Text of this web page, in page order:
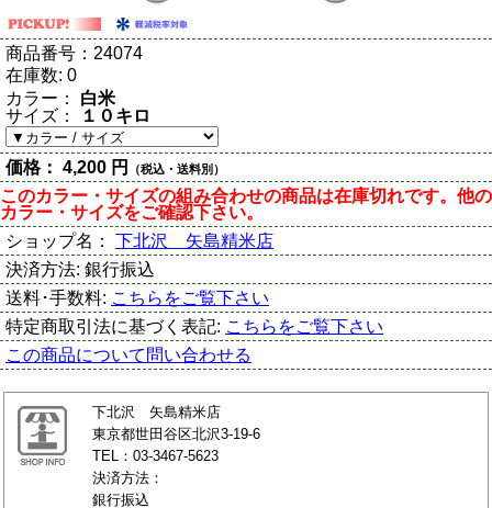
商品番号： 24074
在庫数: 0
カラー：
白米
サイズ：
１０キロ
価格： 4,200 円 （税込・送料別）
このカラー・サイズの組み合わせの商品は在庫切れです。他の
カラー・サイズをご確認下さい。
ショップ名： 下北沢 矢島精米店
決済方法: 銀行振込
送料･手数料: こちらをご覧下さい
特定商取引法に基づく表記: こちらをご覧下さい
この商品について問い合わせる
下北沢 矢島精米店
東京都世田谷区北沢3-19-6
TEL：03-3467-5623
決済方法：
銀行振込